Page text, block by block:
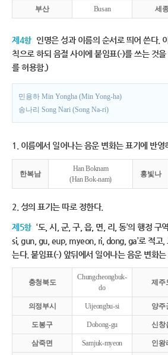
부산 Busan 세
제4항 인명은 성과 이름의 순서로 띄어 쓴다.
칙으로 하되 음절 사이에 붙임표(-)를 쓰는 것
를 허용함.)
민용하 Min Yongha (Min Yong-ha)
송나리 Song Nari (Song Na-ri)
1. 이름에서 일어나는 음운 변화는 표기에 반영
한복남
Han Boknam
(Han Bok-nam)
홍빛나
2. 성의 표기는 따로 정한다.
제5항 ‘도, 시, 군, 구, 읍, 면, 리, 동’의 행정 구
si, gun, gu, eup, myeon, ri, dong, ga’로 적고,
는다. 붙임표(-) 앞뒤에서 일어나는 음운 변화
충청북도
Chungcheongbuk-
do
제주
의정부시 Uijeongbu-si 양주
도봉구 Dobong-gu 신창
삼죽면 Samjuk-myeon 인왕